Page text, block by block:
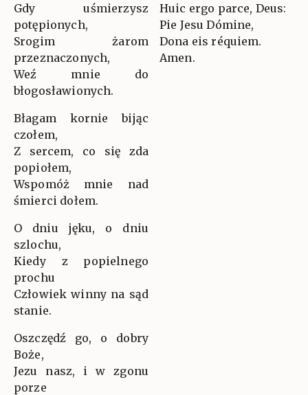
Gdy uśmierzysz
potępionych,
Srogim żarom
przeznaczonych,
Weź mnie do
błogosławionych.
Błagam kornie bijąc
czołem,
Z sercem, co się zda
popiołem,
Wspomóż mnie nad
śmierci dołem.
O dniu jęku, o dniu
szlochu,
Kiedy z popielnego
prochu
Człowiek winny na sąd
stanie.
Oszczędź go, o dobry
Boże,
Jezu nasz, i w zgonu
porze
Huic ergo parce, Deus:
Pie Jesu Dómine,
Dona eis réquiem.
Amen.